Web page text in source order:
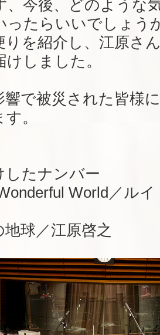
、今後、どのような
ったらいいでしょう
りを紹介し、江原さ
しました。
で被災された皆様
。
したナンバー
World／ル
球／江原啓之